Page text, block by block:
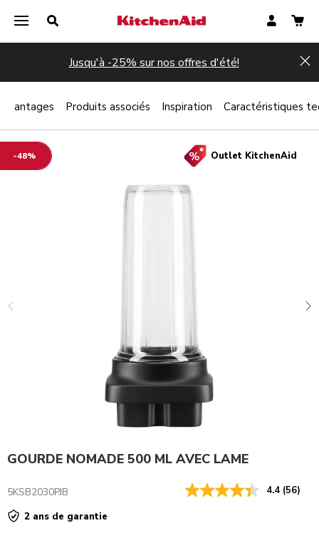
Jusqu'à -25% sur nos offres d'été!
-48% Outlet KitchenAid
GOURDE NOMADE 500 ML AVEC LAME
5KSB2030PJB 4.4 (56)
2 ans de garantie
Avantages Produits associés Inspiration Caractéristiques